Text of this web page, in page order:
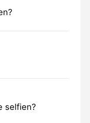
selfien?